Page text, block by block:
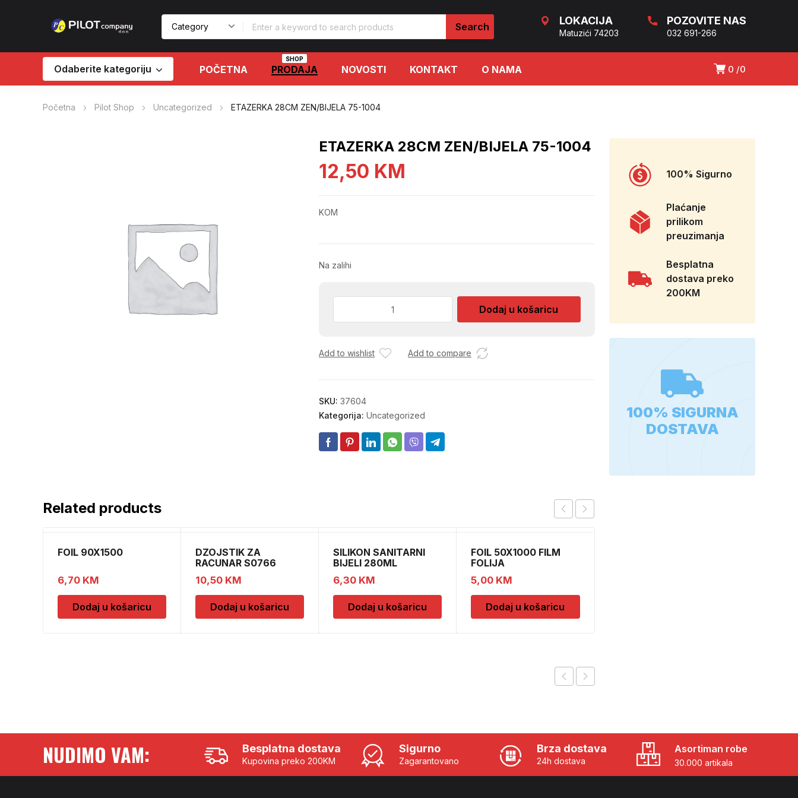
LOKACIJA
Matuzići 74203
POZOVITE NAS
032 691-266
0 0
Odaberite kategoriju POČETNA PRODAJA
SHOP
NOVOSTI KONTAKT O NAMA
Početna Pilot Shop Uncategorized ETAZERKA 28CM ZEN/BIJELA 75-1004
ETAZERKA 28CM ZEN/BIJELA 75-1004
12,50 KM
KOM
Na zalihi
1004
Dodaj u košaricu
Add to wishlist Add to compare
SKU: 37604
Kategorija: Uncategorized
Related products
FOIL 90X1500
6,70 KM
Dodaj u košaricu
DZOJSTIK ZA
RACUNAR S0766
01011540
10,50 KM
Dodaj u košaricu
SILIKON SANITARNI
BIJELI 280ML
6,30 KM
Dodaj u košaricu
FOIL 50X1000 FILM
FOLIJA
5,00 KM
Dodaj u košaricu
100% Sigurno
Plaćanje
prilikom
preuzimanja
Besplatna
dostava preko
200KM
100% SIGURNA
DOSTAVA
NUDIMO VAM: Besplatna dostava
Kupovina preko 200KM
Sigurno
Zagarantovano
Brza dostava
24h dostava
Asortiman robe
30.000 artikala